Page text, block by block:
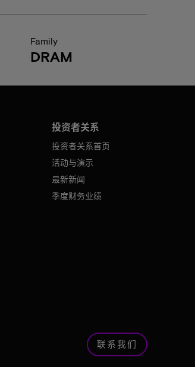
Family
DRAM
投资者关系
投资者关系首页
活动与演示
最新新闻
季度财务业绩
联系我们